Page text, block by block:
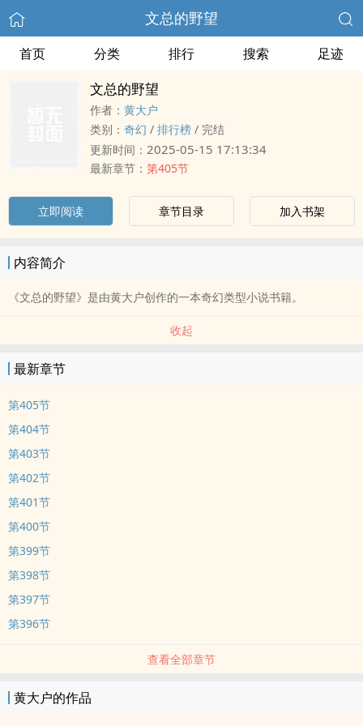
文总的野望
首页 分类 排行 搜索 足迹
文总的野望
作者： 黄大户
类别： 奇幻 / 排行榜 / 完结
更新时间： 2025-05-15 17:13:34
最新章节： 第405节
立即阅读 章节目录 加入书架
内容简介
《文总的野望》是由黄大户创作的一本奇幻类型小说书籍。
收起
最新章节
第405节
第404节
第403节
第402节
第401节
第400节
第399节
第398节
第397节
第396节
查看全部章节
黄大户的作品